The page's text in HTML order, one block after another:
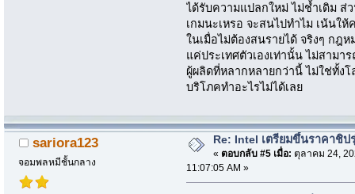
ได้รับความแปลกใหม่ ไม่ช้ำเดิม ส่
เกมนะเหรอ จะสนไปทำไม เน้นใ
ในเมื่อไม่ต้องสนรายได้ จริงๆ กฎ
แค่ประเทศตัวเองเท่านั้น ไม่สามา
ผู้ผลิดที่หลากหลายกว่านี้ ไม่ใช่ทั้ง
บริโภคทำอะไรไม่ได้เลย
sariora123
จอมพลหมีชั้นกลาง
Re: Intel เตรียมขึ้นราคาชิป
« ตอบกลับ #5 เมื่อ: ตุลาคม 24,
11:07:05 AM »